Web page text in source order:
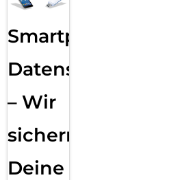
Smartphone
Datensicherung
– Wir
sichern
Deine